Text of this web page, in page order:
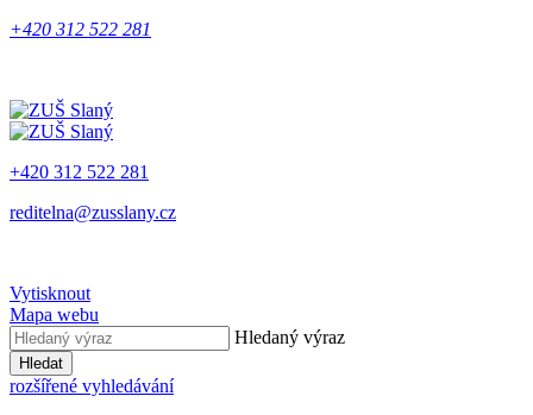
+420 312 522 281
+420 312 522 281
reditelna@zusslany.cz
Vytisknout
Mapa webu
Hledaný výraz
Hledat
rozšířené vyhledávání